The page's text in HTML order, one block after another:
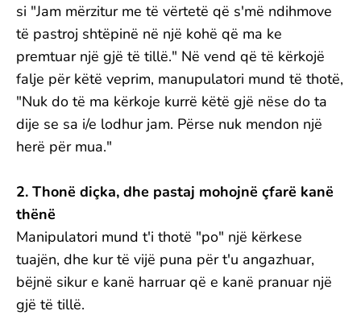
si "Jam mërzitur me të vërtetë që s'më ndihmove
të pastroj shtëpinë në një kohë që ma ke
premtuar një gjë të tillë." Në vend që të kërkojë
falje për këtë veprim, manupulatori mund të thotë,
"Nuk do të ma kërkoje kurrë këtë gjë nëse do ta
dije se sa i/e lodhur jam. Përse nuk mendon një
herë për mua."
2. Thonë diçka, dhe pastaj mohojnë çfarë kanë
thënë
Manipulatori mund t'i thotë "po" një kërkese
tuajën, dhe kur të vijë puna për t'u angazhuar,
bëjnë sikur e kanë harruar që e kanë pranuar një
gjë të tillë.